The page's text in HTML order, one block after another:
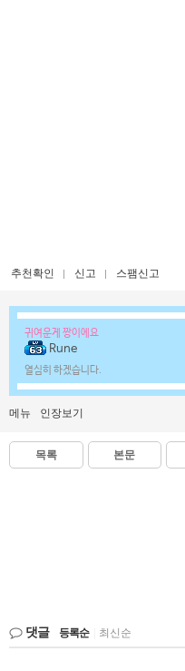
추천확인 신고 스팸신고
귀여운게 짱이에요
Rune
열심히 하겠습니다.
메뉴 인장보기
목록 본문
댓글 등록순 최신순